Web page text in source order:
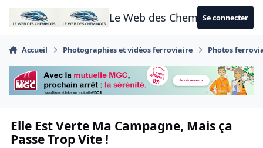
Aller au contenu
Le Web des CheminotsSe connecter
Accueil Photographies et vidéos ferroviaire Photos
Elle Est Verte Ma Campagne, Mais ça
Passe Trop Vite !